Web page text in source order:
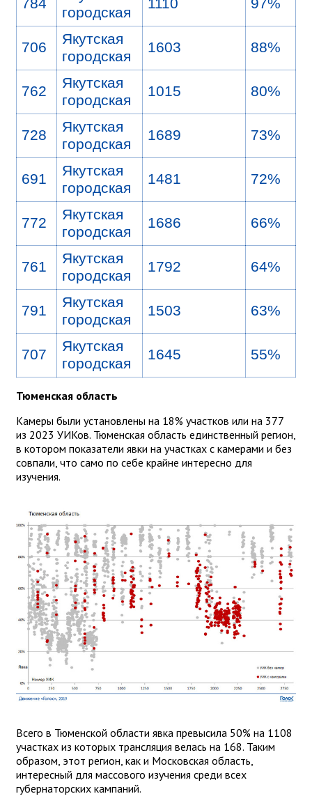
784
городская
1110 97%
706
Якутская
городская
1603 88%
762
Якутская
городская
1015 80%
728
Якутская
городская
1689 73%
691
Якутская
городская
1481 72%
772
Якутская
городская
1686 66%
761
Якутская
городская
1792 64%
791
Якутская
городская
1503 63%
707
Якутская
городская
1645 55%
Тюменская область
Камеры были установлены на 18% участков или на 377
из 2023 УИКов. Тюменская область единственный регион,
в котором показатели явки на участках с камерами и без
совпали, что само по себе крайне интересно для
изучения.
Всего в Тюменской области явка превысила 50% на 1108
участках из которых трансляция велась на 168. Таким
образом, этот регион, как и Московская область,
интересный для массового изучения среди всех
губернаторских кампаний.